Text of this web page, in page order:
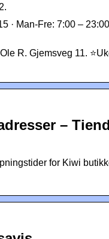
· Man-Fre: 7:00 –
R. Gjemsveg 11.
–
for Kiwi